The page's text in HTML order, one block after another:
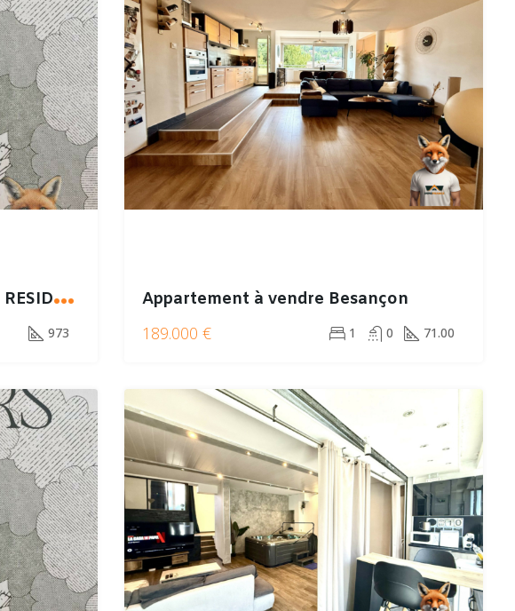
M
agnifique terrain _ 973 m2 _ RESIDENCE LE DOMAINE DES SOEURS
973
Appartement à vendre Besançon
189.000 €
1 0 71.00